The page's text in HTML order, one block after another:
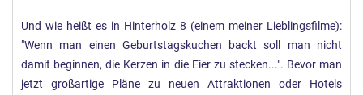
Und wie heißt es in Hinterholz 8 (einem meiner Lieblingsfilme):
"Wenn man einen Geburtstagskuchen backt soll man nicht
damit beginnen, die Kerzen in die Eier zu stecken...". Bevor man
jetzt großartige Pläne zu neuen Attraktionen oder Hotels